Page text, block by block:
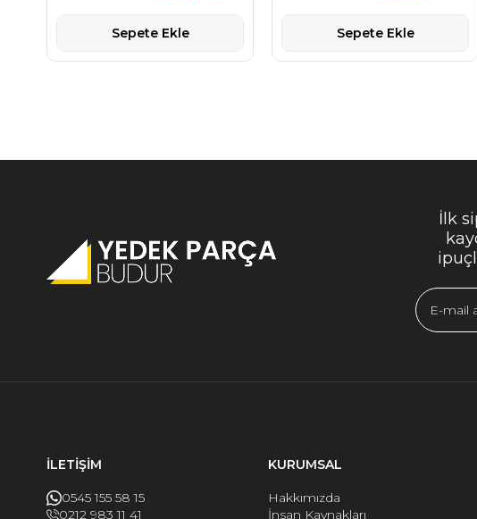
Sepete Ekle Sepete Ekle
İlk
İLETİŞİM
0545 155 58 15
0212 983 11 41
KURUMSAL
Hakkımızda
İnsan Kaynakları